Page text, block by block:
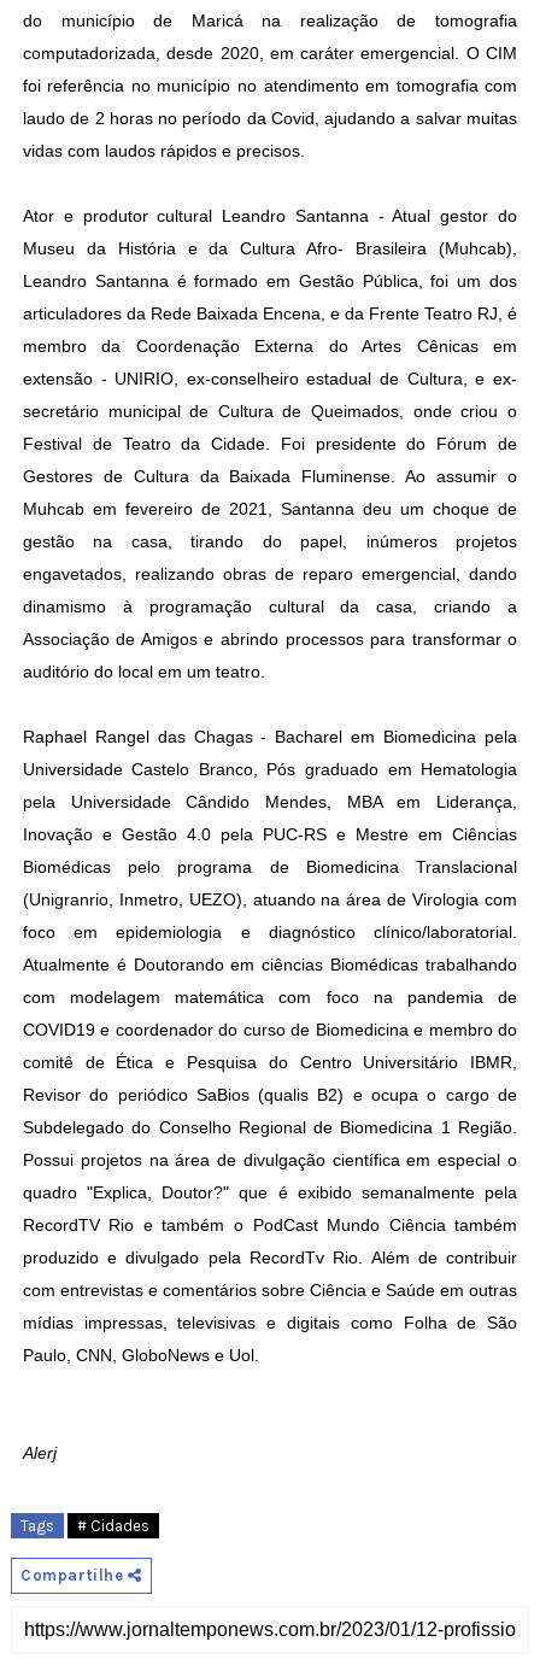
do município de Maricá na realização de tomografia
computadorizada, desde 2020, em caráter emergencial. O CIM
foi referência no município no atendimento em tomografia com
laudo de 2 horas no período da Covid, ajudando a salvar muitas
vidas com laudos rápidos e precisos.
Ator e produtor cultural Leandro Santanna - Atual gestor do
Museu da História e da Cultura Afro- Brasileira (Muhcab),
Leandro Santanna é formado em Gestão Pública, foi um dos
articuladores da Rede Baixada Encena, e da Frente Teatro RJ, é
membro da Coordenação Externa do Artes Cênicas em
extensão - UNIRIO, ex-conselheiro estadual de Cultura, e ex-
secretário municipal de Cultura de Queimados, onde criou o
Festival de Teatro da Cidade. Foi presidente do Fórum de
Gestores de Cultura da Baixada Fluminense. Ao assumir o
Muhcab em fevereiro de 2021, Santanna deu um choque de
gestão na casa, tirando do papel, inúmeros projetos
engavetados, realizando obras de reparo emergencial, dando
dinamismo à programação cultural da casa, criando a
Associação de Amigos e abrindo processos para transformar o
auditório do local em um teatro.
Raphael Rangel das Chagas - Bacharel em Biomedicina pela
Universidade Castelo Branco, Pós graduado em Hematologia
pela Universidade Cândido Mendes, MBA em Liderança,
Inovação e Gestão 4.0 pela PUC-RS e Mestre em Ciências
Biomédicas pelo programa de Biomedicina Translacional
(Unigranrio, Inmetro, UEZO), atuando na área de Virologia com
foco em epidemiologia e diagnóstico clínico/laboratorial.
Atualmente é Doutorando em ciências Biomédicas trabalhando
com modelagem matemática com foco na pandemia de
COVID19 e coordenador do curso de Biomedicina e membro do
comitê de Ética e Pesquisa do Centro Universitário IBMR,
Revisor do periódico SaBios (qualis B2) e ocupa o cargo de
Subdelegado do Conselho Regional de Biomedicina 1 Região.
Possui projetos na área de divulgação científica em especial o
quadro "Explica, Doutor?" que é exibido semanalmente pela
RecordTV Rio e também o PodCast Mundo Ciência também
produzido e divulgado pela RecordTv Rio. Além de contribuir
com entrevistas e comentários sobre Ciência e Saúde em outras
mídias impressas, televisivas e digitais como Folha de São
Paulo, CNN, GloboNews e Uol.
Alerj
Tags # Cidades
Compartilhe